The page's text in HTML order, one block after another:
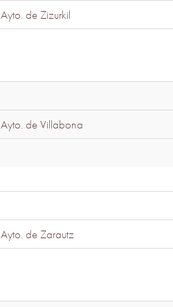
Ayto. de Zizurkil
Ayto. de Villabona
Ayto. de Zarautz